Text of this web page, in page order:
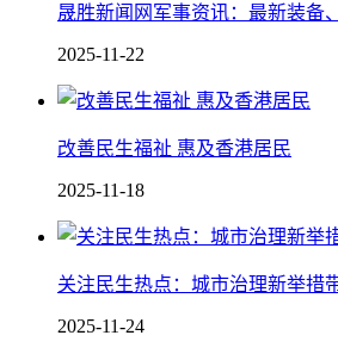
晟胜新闻网军事资讯：最新装备
2025-11-22
改善民生福祉 惠及香港居民
2025-11-18
关注民生热点：城市治理新举措
2025-11-24